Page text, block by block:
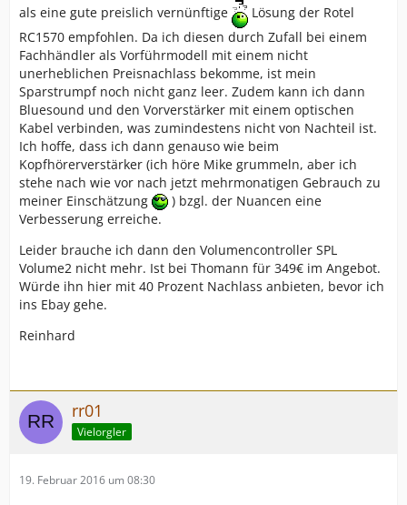
als eine gute preislich vernünftige
Lösung der Rotel
RC1570 empfohlen. Da ich diesen durch Zufall bei einem
Fachhändler als Vorführmodell mit einem nicht
unerheblichen Preisnachlass bekomme, ist mein
Sparstrumpf noch nicht ganz leer. Zudem kann ich dann
Bluesound und den Vorverstärker mit einem optischen
Kabel verbinden, was zumindestens nicht von Nachteil ist.
Ich hoffe, dass ich dann genauso wie beim
Kopfhörerverstärker (ich höre Mike grummeln, aber ich
stehe nach wie vor nach jetzt mehrmonatigen Gebrauch zu
meiner Einschätzung
) bzgl. der Nuancen eine
Verbesserung erreiche.
Leider brauche ich dann den Volumencontroller SPL
Volume2 nicht mehr. Ist bei Thomann für 349€ im Angebot.
Würde ihn hier mit 40 Prozent Nachlass anbieten, bevor ich
ins Ebay gehe.
Reinhard
rr01
Vielorgler
19. Februar 2016 um 08:30